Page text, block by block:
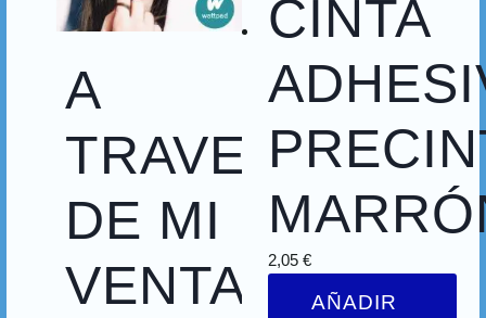
A
TRAVES
DE MI
VENTANA
CINTA
2,05€
AÑADIR